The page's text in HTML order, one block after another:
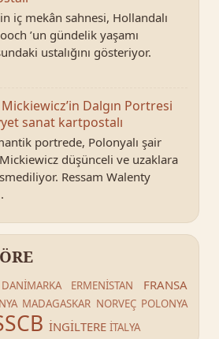
iç mekân sahnesi, Hollandalı
’un gündelik yaşamı
ustalığını gösteriyor.
Dalgın Portresi
sanat kartpostalı
portrede, Polonyalı şair
düşünceli ve uzaklara
Ressam Walenty
DANİMARKA ERMENİSTAN FRANSA
MADAGASKAR NORVEÇ POLONYA
İNGİLTERE İTALYA